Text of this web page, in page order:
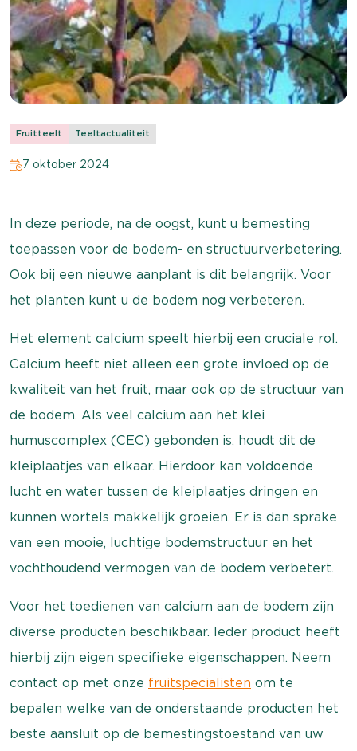
Fruitteelt Teeltactualiteit
7 oktober 2024
In deze periode, na de oogst, kunt u bemesting
toepassen voor de bodem- en structuurverbetering.
Ook bij een nieuwe aanplant is dit belangrijk. Voor
het planten kunt u de bodem nog verbeteren.
Het element calcium speelt hierbij een cruciale rol.
Calcium heeft niet alleen een grote invloed op de
kwaliteit van het fruit, maar ook op de structuur van
de bodem. Als veel calcium aan het klei
humuscomplex (CEC) gebonden is, houdt dit de
kleiplaatjes van elkaar. Hierdoor kan voldoende
lucht en water tussen de kleiplaatjes dringen en
kunnen wortels makkelijk groeien. Er is dan sprake
van een mooie, luchtige bodemstructuur en het
vochthoudend vermogen van de bodem verbetert.
Voor het toedienen van calcium aan de bodem zijn
diverse producten beschikbaar. Ieder product heeft
hierbij zijn eigen specifieke eigenschappen. Neem
contact op met onze fruitspecialisten om te
bepalen welke van de onderstaande producten het
beste aansluit op de bemestingstoestand van uw